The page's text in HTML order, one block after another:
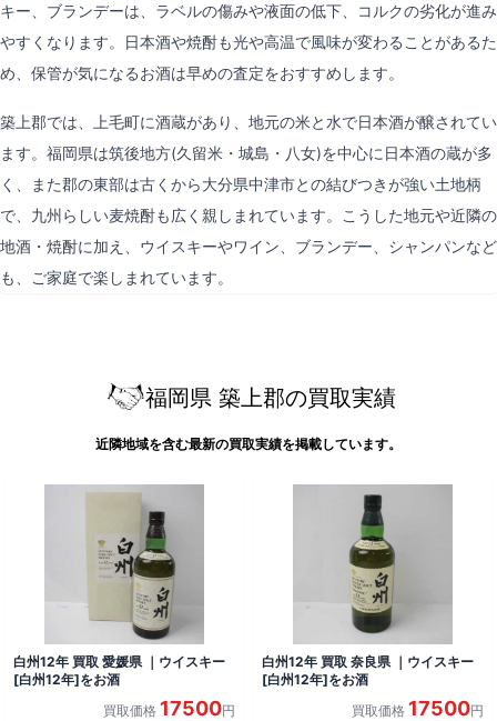
キー、ブランデーは、ラベルの傷みや液面の低下、コルクの劣化が進み
やすくなります。日本酒や焼酎も光や高温で風味が変わることがあるた
め、保管が気になるお酒は早めの査定をおすすめします。
築上郡では、上毛町に酒蔵があり、地元の米と水で日本酒が醸されてい
ます。福岡県は筑後地方(久留米・城島・八女)を中心に日本酒の蔵が多
く、また郡の東部は古くから大分県中津市との結びつきが強い土地柄
で、九州らしい麦焼酎も広く親しまれています。こうした地元や近隣の
地酒・焼酎に加え、ウイスキーやワイン、ブランデー、シャンパンなど
も、ご家庭で楽しまれています。
福岡県 築上郡の買取実績
近隣地域を含む最新の買取実績を掲載しています。
白州12年 買取 愛媛県 ｜ウイスキー
[白州12年]をお酒
買取価格 17500円
白州12年 買取 奈良県 ｜ウイスキー
[白州12年]をお酒
買取価格 17500円